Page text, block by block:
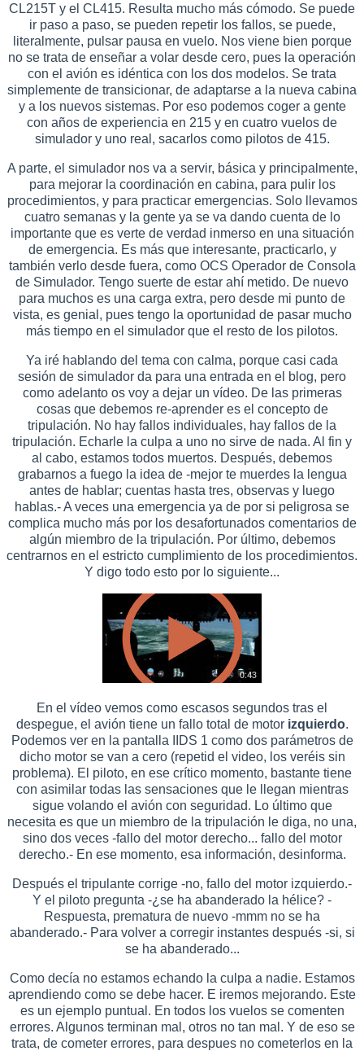
CL215T y el CL415. Resulta mucho más cómodo. Se puede
ir paso a paso, se pueden repetir los fallos, se puede,
literalmente, pulsar pausa en vuelo. Nos viene bien porque
no se trata de enseñar a volar desde cero, pues la operación
con el avión es idéntica con los dos modelos. Se trata
simplemente de transicionar, de adaptarse a la nueva cabina
y a los nuevos sistemas. Por eso podemos coger a gente
con años de experiencia en 215 y en cuatro vuelos de
simulador y uno real, sacarlos como pilotos de 415.
A parte, el simulador nos va a servir, básica y principalmente,
para mejorar la coordinación en cabina, para pulir los
procedimientos, y para practicar emergencias. Solo llevamos
cuatro semanas y la gente ya se va dando cuenta de lo
importante que es verte de verdad inmerso en una situación
de emergencia. Es más que interesante, practicarlo, y
también verlo desde fuera, como OCS Operador de Consola
de Simulador. Tengo suerte de estar ahí metido. De nuevo
para muchos es una carga extra, pero desde mi punto de
vista, es genial, pues tengo la oportunidad de pasar mucho
más tiempo en el simulador que el resto de los pilotos.
Ya iré hablando del tema con calma, porque casi cada
sesión de simulador da para una entrada en el blog, pero
como adelanto os voy a dejar un vídeo. De las primeras
cosas que debemos re-aprender es el concepto de
tripulación. No hay fallos individuales, hay fallos de la
tripulación. Echarle la culpa a uno no sirve de nada. Al fin y
al cabo, estamos todos muertos. Después, debemos
grabarnos a fuego la idea de -mejor te muerdes la lengua
antes de hablar; cuentas hasta tres, observas y luego
hablas.- A veces una emergencia ya de por si peligrosa se
complica mucho más por los desafortunados comentarios de
algún miembro de la tripulación. Por último, debemos
centrarnos en el estricto cumplimiento de los procedimientos.
Y digo todo esto por lo siguiente...
En el vídeo vemos como escasos segundos tras el
despegue, el avión tiene un fallo total de motor izquierdo.
Podemos ver en la pantalla IIDS 1 como dos parámetros de
dicho motor se van a cero (repetid el video, los veréis sin
problema). El piloto, en ese crítico momento, bastante tiene
con asimilar todas las sensaciones que le llegan mientras
sigue volando el avión con seguridad. Lo último que
necesita es que un miembro de la tripulación le diga, no una,
sino dos veces -fallo del motor derecho... fallo del motor
derecho.- En ese momento, esa información, desinforma.
Después el tripulante corrige -no, fallo del motor izquierdo.-
Y el piloto pregunta -¿se ha abanderado la hélice? -
Respuesta, prematura de nuevo -mmm no se ha
abanderado.- Para volver a corregir instantes después -si, si
se ha abanderado...
Como decía no estamos echando la culpa a nadie. Estamos
aprendiendo como se debe hacer. E iremos mejorando. Este
es un ejemplo puntual. En todos los vuelos se comenten
errores. Algunos terminan mal, otros no tan mal. Y de eso se
trata, de cometer errores, para despues no cometerlos en la